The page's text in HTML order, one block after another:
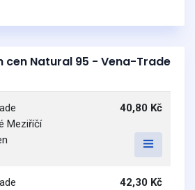
cen Natural 95 - Vena-Trade
Meziříčí
40,80 Kč
42,30 Kč